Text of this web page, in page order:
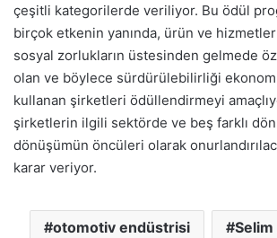
çeşitli kategorilerde veriliyor. Bu ödül
birçok etkenin yanında, ürün ve
sosyal zorlukların üstesinden gelmede
olan ve böylece sürdürülebilirliği
kullanan şirketleri ödüllendirmeyi
şirketlerin ilgili sektörde ve beş farklı
dönüşümün öncüleri olarak
karar veriyor.
otomotiv endüstrisi Selim